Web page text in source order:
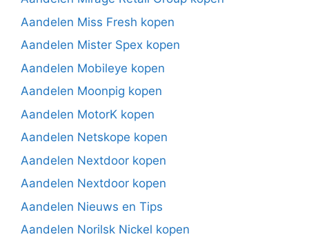
Aandelen Miss Fresh kopen
Aandelen Mister Spex kopen
Aandelen Mobileye kopen
Aandelen Moonpig kopen
Aandelen MotorK kopen
Aandelen Netskope kopen
Aandelen Nextdoor kopen
Aandelen Nextdoor kopen
Aandelen Nieuws en Tips
Aandelen Norilsk Nickel kopen